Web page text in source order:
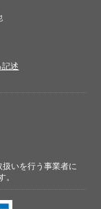
述
いを行う事業者に